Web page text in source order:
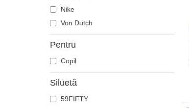
Nike
Von Dutch
Pentru
Copil
Siluetă
59FIFTY